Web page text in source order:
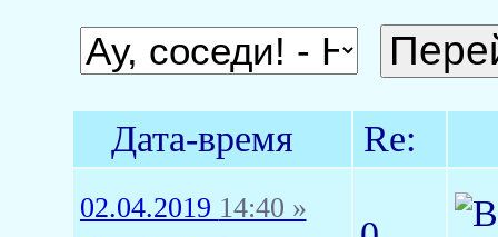
Дата-время Re:
02.04.2019 14:40 »